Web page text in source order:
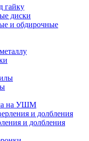
гайку
диски
и обдирочные
на УШМ
и долбления